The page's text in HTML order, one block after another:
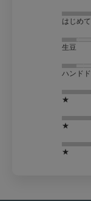
はじめて
生豆
ハンド
★
★
★